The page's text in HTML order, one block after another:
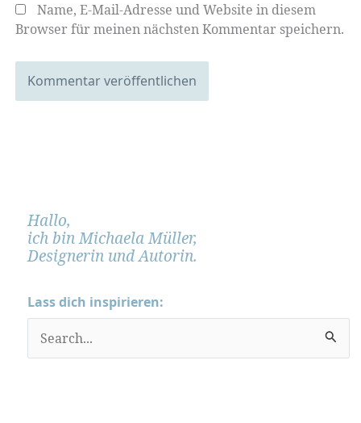
Name, E-Mail-Adresse und Website in diesem
Browser für meinen nächsten Kommentar speichern.
Hallo,
ich bin Michaela Müller,
Designerin und Autorin.
Lass dich inspirieren:
u